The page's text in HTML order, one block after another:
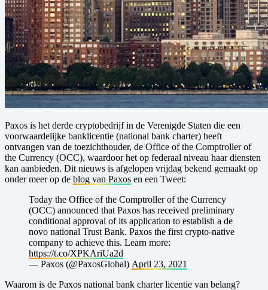
Paxos is het derde cryptobedrijf in de Verenigde Staten die een
voorwaardelijke banklicentie (national bank charter) heeft
ontvangen van de toezichthouder, de Office of the Comptroller of
the Currency (OCC), waardoor het op federaal niveau haar diensten
kan aanbieden. Dit nieuws is afgelopen vrijdag bekend gemaakt op
onder meer op de blog van Paxos en een Tweet:
Today the Office of the Comptroller of the Currency
(OCC) announced that Paxos has received preliminary
conditional approval of its application to establish a de
novo national Trust Bank. Paxos the first crypto-native
company to achieve this. Learn more:
https://t.co/XPKAriUa2d
— Paxos (@PaxosGlobal) April 23, 2021
Waarom is de Paxos national bank charter licentie van belang?